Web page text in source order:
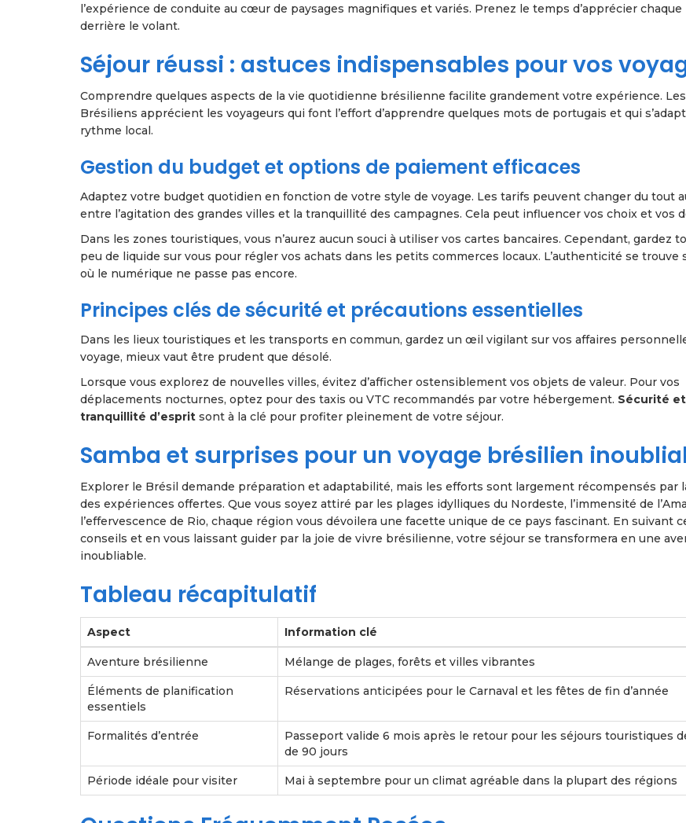
l’expérience de conduite au cœur de paysages magnifiques et variés. Prenez le temps d’apprécier
derrière le volant.
Séjour réussi : astuces indispensables pour vos
Comprendre quelques aspects de la vie quotidienne brésilienne facilite grandement votre expérience. Les
Brésiliens apprécient les voyageurs qui font l’effort d’apprendre quelques mots de portugais et qui
rythme local.
Gestion du budget et options de paiement efficaces
Adaptez votre budget quotidien en fonction de votre style de voyage. Les tarifs peuvent changer du tout
entre l’agitation des grandes villes et la tranquillité des campagnes. Cela peut influencer vos choix et vos
Dans les zones touristiques, vous n’aurez aucun souci à utiliser vos cartes bancaires. Cependant, gardez
peu de liquide sur vous pour régler vos achats dans les petits commerces locaux. L’authenticité se trouve
où le numérique ne passe pas encore.
Principes clés de sécurité et précautions essentielles
Dans les lieux touristiques et les transports en commun, gardez un œil vigilant sur vos affaires
voyage, mieux vaut être prudent que désolé.
Lorsque vous explorez de nouvelles villes, évitez d’afficher ostensiblement vos objets de valeur. Pour vos
déplacements nocturnes, optez pour des taxis ou VTC recommandés par votre hébergement. Sécurité et
tranquillité d’esprit sont à la clé pour profiter pleinement de votre séjour.
Samba et surprises pour un voyage brésilien
Explorer le Brésil demande préparation et adaptabilité, mais les efforts sont largement récompensés par
des expériences offertes. Que vous soyez attiré par les plages idylliques du Nordeste, l’immensité de
l’effervescence de Rio, chaque région vous dévoilera une facette unique de ce pays fascinant. En suivant
conseils et en vous laissant guider par la joie de vivre brésilienne, votre séjour se transformera en une
inoubliable.
Tableau récapitulatif
Aspect Information clé
Aventure brésilienne Mélange de plages, forêts et villes vibrantes
Éléments de planification
essentiels
Réservations anticipées pour le Carnaval et les fêtes de fin d’année
Formalités d’entrée
Passeport valide 6 mois après le retour pour les séjours touristiques
de 90 jours
Période idéale pour visiter Mai à septembre pour un climat agréable dans la plupart des régions